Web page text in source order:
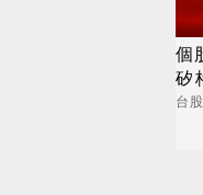
個
矽
創
台股